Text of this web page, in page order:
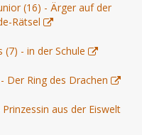
(16) - Ärger auf der
Rätsel
(7) - in der Schule
Der Ring des Drachen
aus der Eiswelt